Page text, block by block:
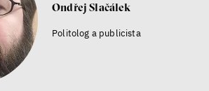
Ondřej Slačálek
Politolog a publicista